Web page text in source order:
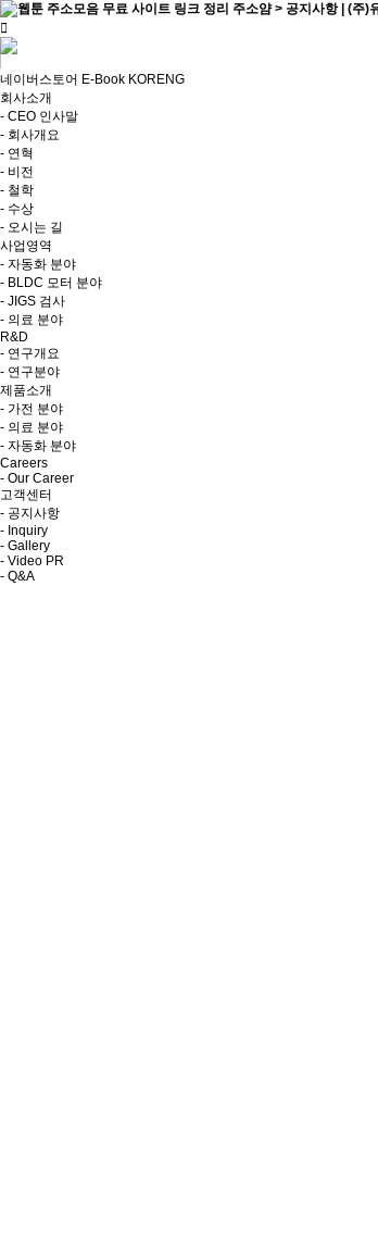
네이버스토어 E-Book KOR ENG
회사소개
- CEO 인사말
- 회사개요
- 연혁
- 비전
- 철학
- 수상
- 오시는 길
사업영역
- 자동화 분야
- BLDC 모터 분야
- JIGS 검사
- 의료 분야
R&D
- 연구개요
- 연구분야
제품소개
- 가전 분야
- 의료 분야
- 자동화 분야
Careers
- Our Career
고객센터
- 공지사항
- Inquiry
- Gallery
- Video PR
- Q&A